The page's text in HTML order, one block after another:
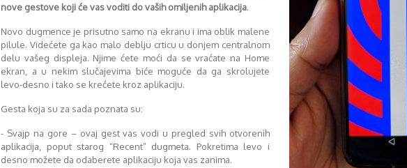
nove gestove koji će vas voditi do vaših omiljenih aplikacija.
Novo dugmence je prisutno samo na ekranu i ima oblik malene
pilule. Videćete ga kao malo deblju crticu u donjem centralnom
delu vašeg displeja. Njime ćete moći da se vraćate na Home
ekran, a u nekim slučajevima biće moguće da ga skrolujete
levo-desno i tako se krećete kroz aplikaciju.
Gesta koja su za sada poznata su:
- Svajp na gore – ovaj gest vas vodi u pregled svih otvorenih
aplikacija, poput starog “Recent” dugmeta. Pokretima levo i
desno možete da odaberete aplikaciju koja vas zanima.